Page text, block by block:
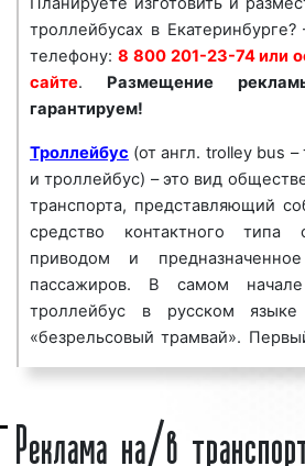
или оставьте заявку на
рекламы на/в
гарантируем!
Реклама на/в троллейбусах
спросомсреди
Востребованность данного
бизнесменов объясняется целым
высокаячастота контактов ;
массовый охват аудитории;
большое количество
разнообразие рекламных
непрерывное
аудиторию;
Реклама на/в троллейбусах
троллейбусах в
телефону: 8 800 201-23-74 или
сайте. Размещение
гарантируем!
Троллейбус (от англ. trolley bus
и троллейбус) – это вид
транспорта, представляющий
средство контактного типа
приводом и
пассажиров. В самом
троллейбус в русском
«безрельсовый трамвай».
создан в Германии
Троллейбус,
тяговых двигателя –
Реклама на/в